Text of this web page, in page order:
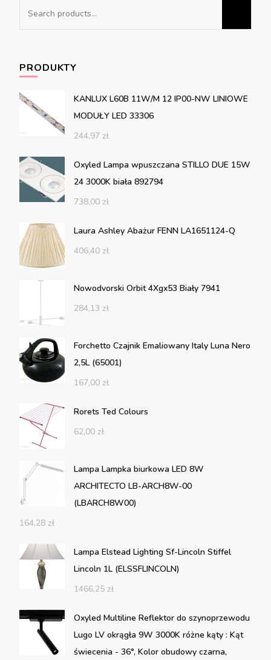
Search
PRODUKTY
KANLUX L60B 11W/M 12 IP00-NW LINIOWE
MODUŁY LED 33306
244,97 zł
Oxyled Lampa wpuszczana STILLO DUE 15W
24 3000K biała 892794
738,00 zł
Laura Ashley Abażur FENN LA1651124-Q
406,40 zł
Nowodvorski Orbit 4Xgx53 Biały 7941
284,13 zł
Forchetto Czajnik Emaliowany Italy Luna Nero
2,5L (65001)
167,00 zł
Rorets Ted Colours
62,00 zł
Lampa Lampka biurkowa LED 8W
ARCHITECTO LB-ARCH8W-00
(LBARCH8W00)
164,28 zł
Lampa Elstead Lighting Sf-Lincoln Stiffel
Lincoln 1L (ELSSFLINCOLN)
1466,25 zł
Oxyled Multiline Reflektor do szynoprzewodu
Lugo LV okrągła 9W 3000K różne kąty : Kąt
świecenia - 36°, Kolor obudowy czarna,